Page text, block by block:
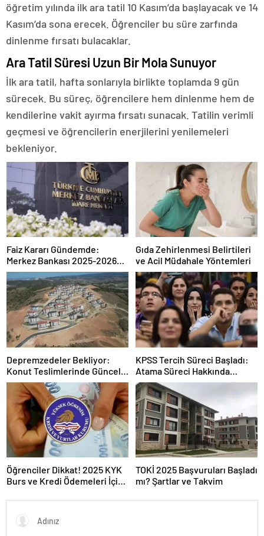
öğretim yılında ilk ara tatil 10 Kasım’da başlayacak ve 14
Kasım’da sona erecek. Öğrenciler bu süre zarfında
dinlenme fırsatı bulacaklar.
Ara Tatil Süresi Uzun Bir Mola Sunuyor
İlk ara tatil, hafta sonlarıyla birlikte toplamda 9 gün
sürecek. Bu süreç, öğrencilere hem dinlenme hem de
kendilerine vakit ayırma fırsatı sunacak. Tatilin verimli
geçmesi ve öğrencilerin enerjilerini yenilemeleri
bekleniyor.
Faiz Kararı Gündemde:
Merkez Bankası 2025-2026
Takvimi
Gıda Zehirlenmesi Belirtileri
ve Acil Müdahale Yöntemleri
Depremzedeler Bekliyor:
Konut Teslimlerinde Güncel
Rakamlar
KPSS Tercih Süreci Başladı:
Atama Süreci Hakkında
Bilmeniz Gerekenler
Öğrenciler Dikkat! 2025 KYK
Burs ve Kredi Ödemeleri İçin
TOKİ 2025 Başvuruları Başladı
mı? Şartlar ve Takvim